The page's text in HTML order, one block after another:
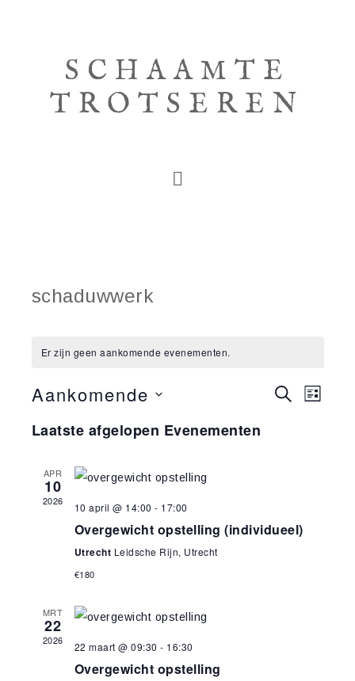
SCHAAMTE
TROTSEREN
schaduwwerk
Er zijn geen aankomende evenementen.
ZOEKEN
LIJST
Aankomende
een
Laatste afgelopen Evenementen
APR
10
2026 10 april @ 14:00 - 17:00
Overgewicht opstelling (individueel)
Utrecht Leidsche Rijn, Utrecht
€180
MRT
22
2026 22 maart @ 09:30 - 16:30
Overgewicht opstelling